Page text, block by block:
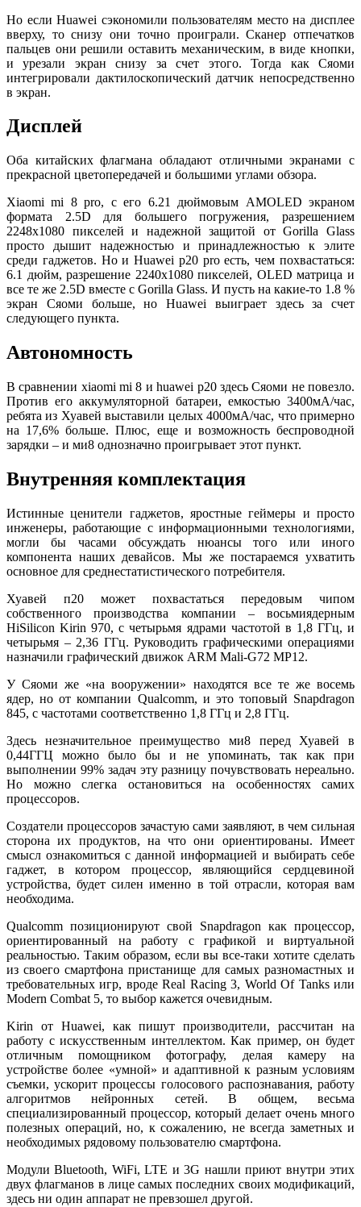
Но если Huawei сэкономили пользователям место на дисплее
вверху, то снизу они точно проиграли. Сканер отпечатков
пальцев они решили оставить механическим, в виде кнопки,
и урезали экран снизу за счет этого. Тогда как Сяоми
интегрировали дактилоскопический датчик непосредственно
в экран.
Дисплей
Оба китайских флагмана обладают отличными экранами с
прекрасной цветопередачей и большими углами обзора.
Xiaomi mi 8 pro, с его 6.21 дюймовым AMOLED экраном
формата 2.5D для большего погружения, разрешением
2248х1080 пикселей и надежной защитой от Gorilla Glass
просто дышит надежностью и принадлежностью к элите
среди гаджетов. Но и Huawei p20 pro есть, чем похвастаться:
6.1 дюйм, разрешение 2240х1080 пикселей, OLED матрица и
все те же 2.5D вместе с Gorilla Glass. И пусть на какие-то 1.8 %
экран Сяоми больше, но Huawei выиграет здесь за счет
следующего пункта.
Автономность
В сравнении xiaomi mi 8 и huawei p20 здесь Сяоми не повезло.
Против его аккумуляторной батареи, емкостью 3400мА/час,
ребята из Хуавей выставили целых 4000мА/час, что примерно
на 17,6% больше. Плюс, еще и возможность беспроводной
зарядки – и ми8 однозначно проигрывает этот пункт.
Внутренняя комплектация
Истинные ценители гаджетов, яростные геймеры и просто
инженеры, работающие с информационными технологиями,
могли бы часами обсуждать нюансы того или иного
компонента наших девайсов. Мы же постараемся ухватить
основное для среднестатистического потребителя.
Хуавей п20 может похвастаться передовым чипом
собственного производства компании – восьмиядерным
HiSilicon Kirin 970, с четырьмя ядрами частотой в 1,8 ГГц, и
четырьмя – 2,36 ГГц. Руководить графическими операциями
назначили графический движок ARM Mali-G72 MP12.
У Сяоми же «на вооружении» находятся все те же восемь
ядер, но от компании Qualcomm, и это топовый Snapdragon
845, с частотами соответственно 1,8 ГГц и 2,8 ГГц.
Здесь незначительное преимущество ми8 перед Хуавей в
0,44ГГЦ можно было бы и не упоминать, так как при
выполнении 99% задач эту разницу почувствовать нереально.
Но можно слегка остановиться на особенностях самих
процессоров.
Создатели процессоров зачастую сами заявляют, в чем сильная
сторона их продуктов, на что они ориентированы. Имеет
смысл ознакомиться с данной информацией и выбирать себе
гаджет, в котором процессор, являющийся сердцевиной
устройства, будет силен именно в той отрасли, которая вам
необходима.
Qualcomm позиционируют свой Snapdragon как процессор,
ориентированный на работу с графикой и виртуальной
реальностью. Таким образом, если вы все-таки хотите сделать
из своего смартфона пристанище для самых разномастных и
требовательных игр, вроде Real Racing 3, World Of Tanks или
Modern Combat 5, то выбор кажется очевидным.
Kirin от Huawei, как пишут производители, рассчитан на
работу с искусственным интеллектом. Как пример, он будет
отличным помощником фотографу, делая камеру на
устройстве более «умной» и адаптивной к разным условиям
съемки, ускорит процессы голосового распознавания, работу
алгоритмов нейронных сетей. В общем, весьма
специализированный процессор, который делает очень много
полезных операций, но, к сожалению, не всегда заметных и
необходимых рядовому пользователю смартфона.
Модули Bluetooth, WiFi, LTE и 3G нашли приют внутри этих
двух флагманов в лице самых последних своих модификаций,
здесь ни один аппарат не превзошел другой.